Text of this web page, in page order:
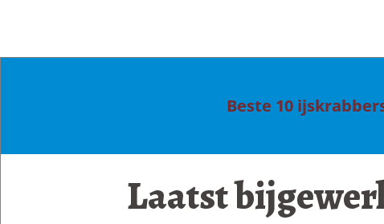
Beste 10
Laatst